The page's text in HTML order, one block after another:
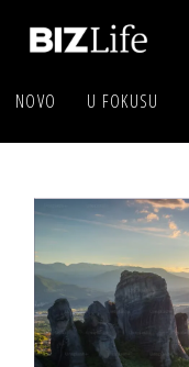
NOVO U FOKUSU